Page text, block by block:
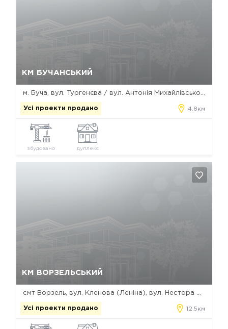
КМ БУЧАНСЬКИЙ
Усі проекти продано 4.8км
збудовано дуплекс
КМ ВОРЗЕЛЬСЬКИЙ
Усі проекти продано 12.5км